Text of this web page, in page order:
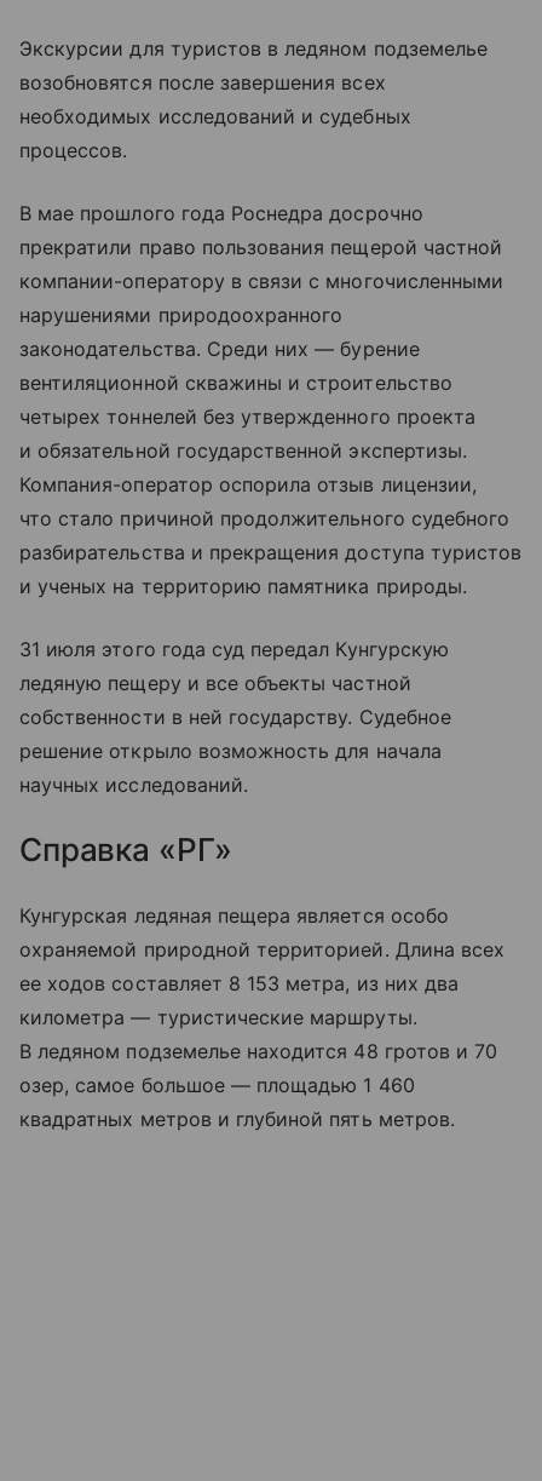
Экскурсии для туристов в ледяном подземелье
возобновятся после завершения всех
необходимых исследований и судебных
процессов.
В мае прошлого года Роснедра досрочно
прекратили право пользования пещерой частной
компании-оператору в связи с многочисленными
нарушениями природоохранного
законодательства. Среди них — бурение
вентиляционной скважины и строительство
четырех тоннелей без утвержденного проекта
и обязательной государственной экспертизы.
Компания-оператор оспорила отзыв лицензии,
что стало причиной продолжительного судебного
разбирательства и прекращения доступа туристов
и ученых на территорию памятника природы.
31 июля этого года суд передал Кунгурскую
ледяную пещеру и все объекты частной
собственности в ней государству. Судебное
решение открыло возможность для начала
научных исследований.
Справка «РГ»
Кунгурская ледяная пещера является особо
охраняемой природной территорией. Длина всех
ее ходов составляет 8 153 метра, из них два
километра — туристические маршруты.
В ледяном подземелье находится 48 гротов и 70
озер, самое большое — площадью 1 460
квадратных метров и глубиной пять метров.